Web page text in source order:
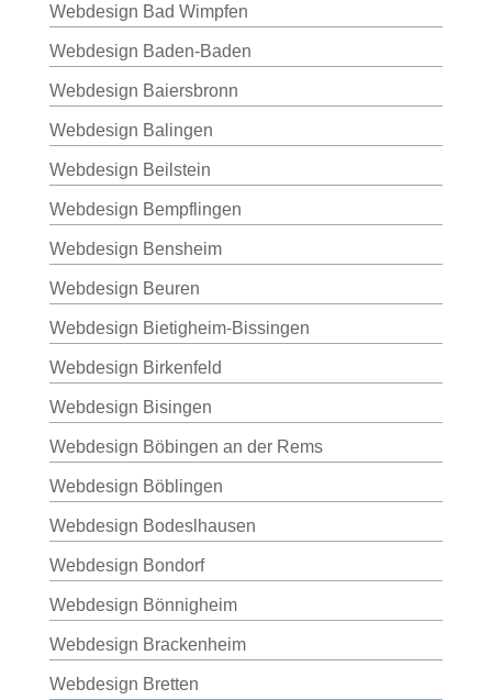
Webdesign Bad Wimpfen
Webdesign Baden-Baden
Webdesign Baiersbronn
Webdesign Balingen
Webdesign Beilstein
Webdesign Bempflingen
Webdesign Bensheim
Webdesign Beuren
Webdesign Bietigheim-Bissingen
Webdesign Birkenfeld
Webdesign Bisingen
Webdesign Böbingen an der Rems
Webdesign Böblingen
Webdesign Bodeslhausen
Webdesign Bondorf
Webdesign Bönnigheim
Webdesign Brackenheim
Webdesign Bretten